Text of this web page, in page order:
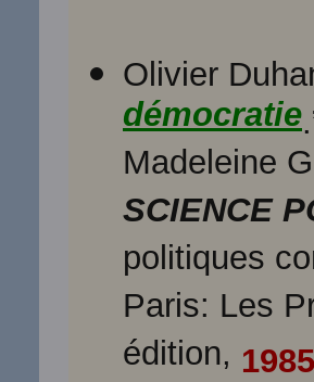
Olivier
démocratie
Madeleine
SCIENCE
politiques
Paris: Les
édition, 1985